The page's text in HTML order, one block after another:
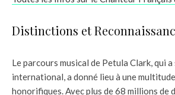
Distinctions et
Le parcours musical de Petula Clark, qui
international, a donné lieu à une
honorifiques. Avec plus de 68 millions de